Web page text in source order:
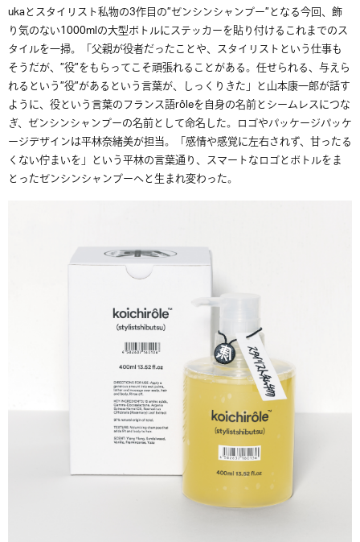
ukaとスタイリスト私物の3作目の”ゼンシンシャンプー”となる今回、飾
り気のない1000mlの大型ボトルにステッカーを貼り付けるこれまでのス
タイルを一掃。「父親が役者だったことや、スタイリストという仕事も
そうだが、”役”をもらってこそ頑張れることがある。任せられる、与えら
れるという”役”があるという言葉が、しっくりきた」と山本康一郎が話す
ように、役という言葉のフランス語rôleを自身の名前とシームレスにつな
ぎ、ゼンシンシャンプーの名前として命名した。ロゴやパッケージパッケ
ージデザインは平林奈緒美が担当。「感情や感覚に左右されず、甘ったる
くない佇まいを」という平林の言葉通り、スマートなロゴとボトルをま
とったゼンシンシャンプーへと生まれ変わった。